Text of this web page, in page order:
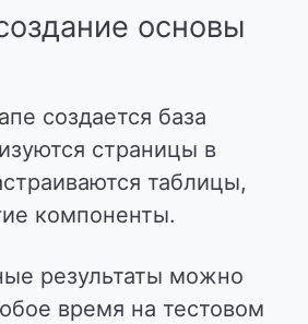
основы
создается база
страницы в
таблицы,
компоненты.
результаты можно
время на тестовом